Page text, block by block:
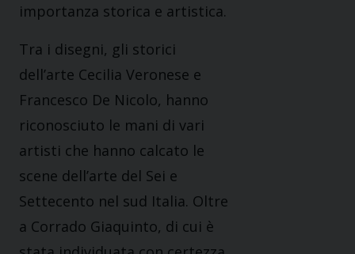
importanza storica e artistica.
Tra i disegni, gli storici
dell’arte Cecilia Veronese e
Francesco De Nicolo, hanno
riconosciuto le mani di vari
artisti che hanno calcato le
scene dell’arte del Sei e
Settecento nel sud Italia. Oltre
a Corrado Giaquinto, di cui è